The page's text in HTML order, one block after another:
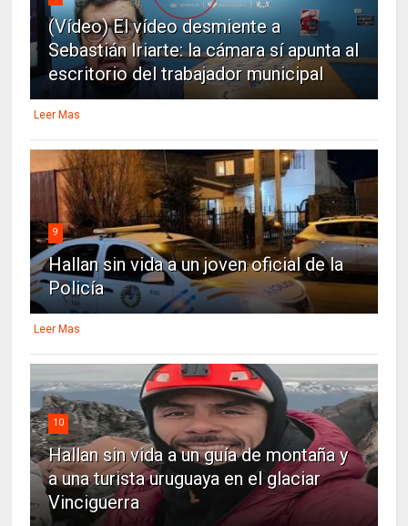
(Vídeo) El vídeo desmiente a
Sebastián Iriarte: la cámara sí apunta al
escritorio del trabajador municipal
Leer Mas
9
Hallan sin vida a un joven oficial de la
Policía
Leer Mas
10
Hallan sin vida a un guía de montaña y
a una turista uruguaya en el glaciar
Vinciguerra